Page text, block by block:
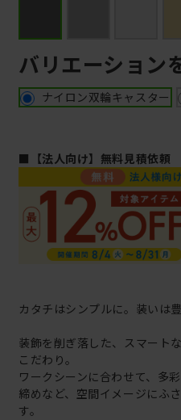
バリエーション
ナイロン双輪キャスター
■【法人向け】無料見積依頼
カタチはシンプルに。装いは豊
装飾を削ぎ落した、スマート
こだわり。
ワークシーンに合わせて、多
締めなど、空間イメージにふ
す。